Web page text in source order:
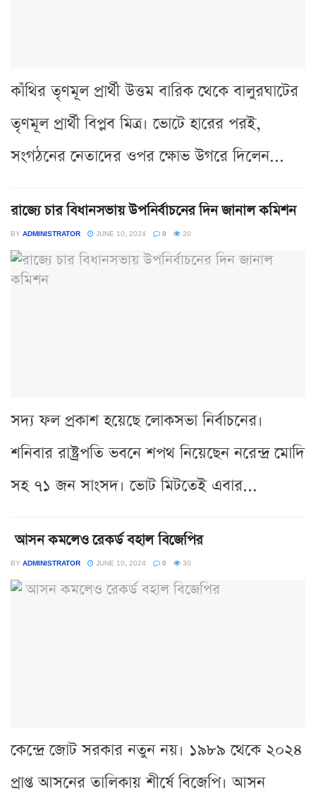
কাঁথির তৃণমূল প্রার্থী উত্তম বারিক থেকে বালুরঘাটের
তৃণমূল প্রার্থী বিপ্লব মিত্র। ভোটে হারের পরই,
সংগঠনের নেতাদের ওপর ক্ষোভ উগরে দিলেন...
রাজ্যে চার বিধানসভায় উপনির্বাচনের দিন জানাল কমিশন
BY ADMINISTRATOR JUNE 10, 2024 0 20
সদ্য ফল প্রকাশ হয়েছে লোকসভা নির্বাচনের।
শনিবার রাষ্ট্রপতি ভবনে শপথ নিয়েছেন নরেন্দ্র মোদি
সহ ৭১ জন সাংসদ। ভোট মিটতেই এবার...
আসন কমলেও রেকর্ড বহাল বিজেপির
BY ADMINISTRATOR JUNE 10, 2024 0 30
কেন্দ্রে জোট সরকার নতুন নয়। ১৯৮৯ থেকে ২০২৪
প্রাপ্ত আসনের তালিকায় শীর্ষে বিজেপি। আসন